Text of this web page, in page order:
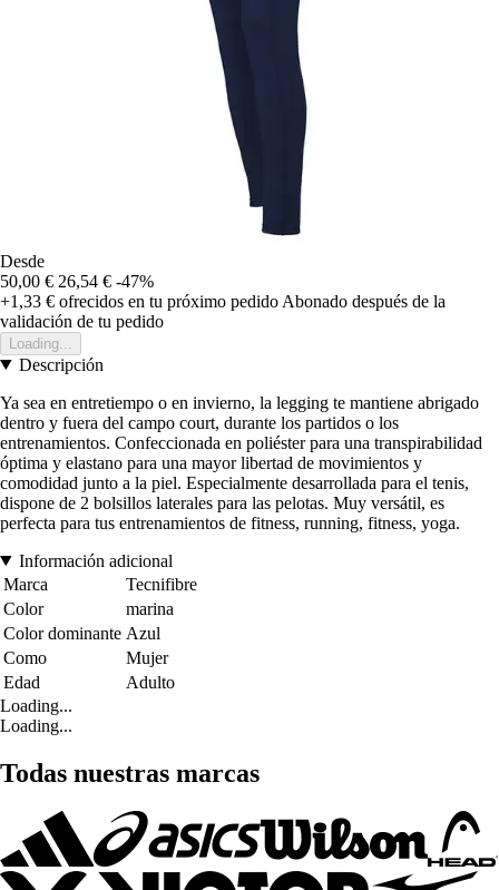
Desde
50,00 € 26,54 € -47%
+1,33 € ofrecidos en tu próximo pedido Abonado después de la
validación de tu pedido
Loading...
Descripción
Ya sea en entretiempo o en invierno, la legging te mantiene abrigado
dentro y fuera del campo court, durante los partidos o los
entrenamientos. Confeccionada en poliéster para una transpirabilidad
óptima y elastano para una mayor libertad de movimientos y
comodidad junto a la piel. Especialmente desarrollada para el tenis,
dispone de 2 bolsillos laterales para las pelotas. Muy versátil, es
perfecta para tus entrenamientos de fitness, running, fitness, yoga.
Información adicional
Marca
Tecnifibre
Color
marina
Color dominante Azul
Como
Mujer
Edad
Adulto
Loading...
Loading...
Todas nuestras marcas